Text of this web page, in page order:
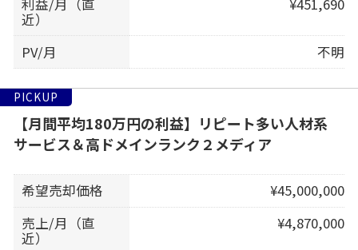
利益/月（直
近）
¥451,690
PV/月 不明
PICKUP
【月間平均180万円の利益】リピート多い人材系
サービス＆高ドメインランク２メディア
希望売却価格
¥45,000,000
売上/月（直
近）
¥4,870,000